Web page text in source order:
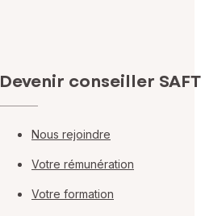
Devenir conseiller
Nous rejoindre
Votre rémunération
Votre formation